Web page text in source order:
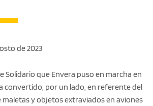
de 2023
Solidario que Envera puso en marcha en
convertido, por un lado, en referente del
maletas y objetos extraviados en aviones